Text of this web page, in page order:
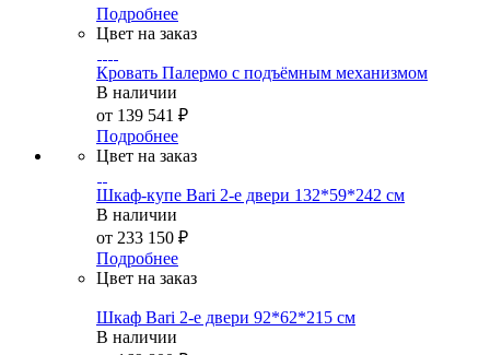
Подробнее
Цвет на заказ
Кровать Палермо с подъёмным механизмом
В наличии
от 139 541 ₽
Подробнее
Цвет на заказ
Шкаф-купе Bari 2-е двери 132*59*242 см
В наличии
от 233 150 ₽
Подробнее
Цвет на заказ
Шкаф Bari 2-е двери 92*62*215 см
В наличии